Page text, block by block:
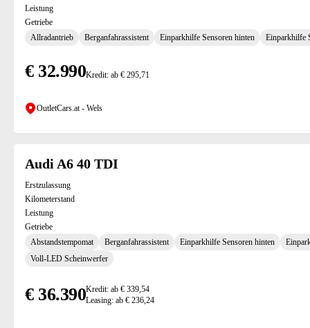
Leistung
Getriebe
Allradantrieb
Berganfahrassistent Einparkhilfe Sensoren hinten Einparkhilfe
€ 32.990Kredit: ab € 295,71
OutletCars.at - Wels
Audi A6 40 TDI
Erstzulassung
Kilometerstand
Leistung
Getriebe
Abstandstempomat
Berganfahrassistent Einparkhilfe Sensoren hinten
Voll-LED Scheinwerfer
€ 36.390Kredit: ab € 339,54
Leasing: ab € 236,24